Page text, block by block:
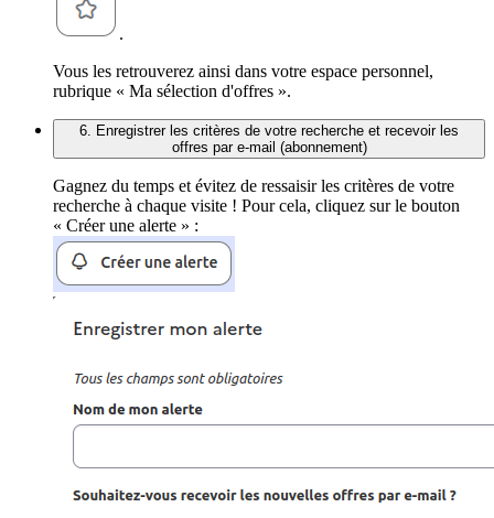
.
Vous les retrouverez ainsi dans votre espace personnel,
rubrique « Ma sélection d'offres ».
6. Enregistrer les critères de votre recherche et recevoir les
offres par e-mail (abonnement)
Gagnez du temps et évitez de ressaisir les critères de votre
recherche à chaque visite ! Pour cela, cliquez sur le bouton
« Créer une alerte » :